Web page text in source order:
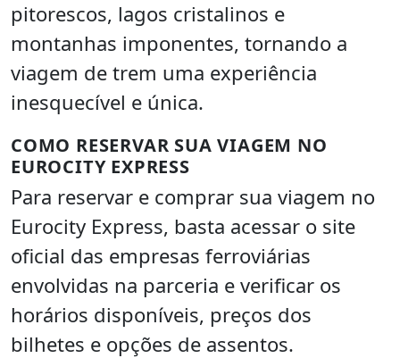
pitorescos, lagos cristalinos e
montanhas imponentes, tornando a
viagem de trem uma experiência
inesquecível e única.
COMO RESERVAR SUA VIAGEM NO
EUROCITY EXPRESS
Para reservar e comprar sua viagem no
Eurocity Express, basta acessar o site
oficial das empresas ferroviárias
envolvidas na parceria e verificar os
horários disponíveis, preços dos
bilhetes e opções de assentos.